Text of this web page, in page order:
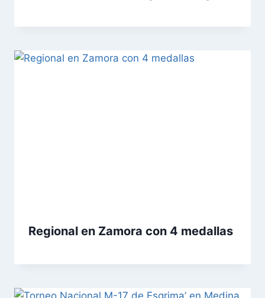
Regional en Zamora con 4 medallas